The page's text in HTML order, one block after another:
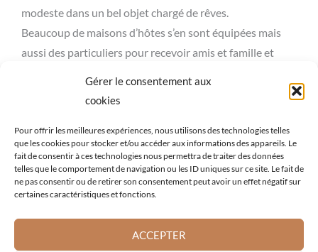
Gérer le consentement aux
cookies
Pour offrir les meilleures expériences, nous utilisons des technologies telles
que les cookies pour stocker et/ou accéder aux informations des appareils. Le
fait de consentir à ces technologies nous permettra de traiter des données
telles que le comportement de navigation ou les ID uniques sur ce site. Le fait de
ne pas consentir ou de retirer son consentement peut avoir un effet négatif sur
certaines caractéristiques et fonctions.
ACCEPTER
modeste dans un bel objet chargé de rêves.
Beaucoup de maisons d’hôtes s’en sont équipées mais
aussi des particuliers pour recevoir amis et famille et
Copyright © 2026 La yourte mongole